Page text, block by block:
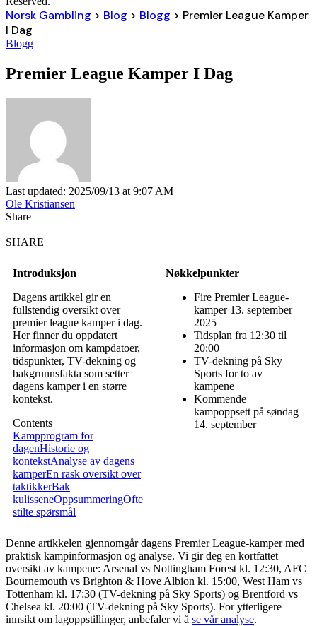
Norsk Gambling > Blog > Blogg > Premier League Kamper
I Dag
Blogg
Premier League Kamper I Dag
Last updated: 2025/09/13 at 9:07 AM
Ole Kristiansen
Share
SHARE
Introduksjon
Dagens artikkel gir en
fullstendig oversikt over
premier league kamper i dag.
Her finner du oppdatert
informasjon om kampdatoer,
tidspunkter, TV-dekning og
bakgrunnsfakta som setter
dagens kamper i en større
kontekst.
Contents
Kampprogram for
dagenHistorie og
kontekstAnalyse av dagens
kamperEn rask oversikt over
taktikkerBak
kulisseneOppsummeringOfte
stilte spørsmål
Nøkkelpunkter
Fire Premier League-
kamper 13. september
2025
Tidsplan fra 12:30 til
20:00
TV-dekning på Sky
Sports for to av
kampene
Kommende
kampoppsett på søndag
14. september
Denne artikkelen gjennomgår dagens Premier League-kamper med
praktisk kampinformasjon og analyse. Vi gir deg en kortfattet
oversikt av kampene: Arsenal vs Nottingham Forest kl. 12:30, AFC
Bournemouth vs Brighton & Hove Albion kl. 15:00, West Ham vs
Tottenham kl. 17:30 (TV-dekning på Sky Sports) og Brentford vs
Chelsea kl. 20:00 (TV-dekning på Sky Sports). For ytterligere
innsikt om lagoppstillinger, anbefaler vi å se vår analyse.